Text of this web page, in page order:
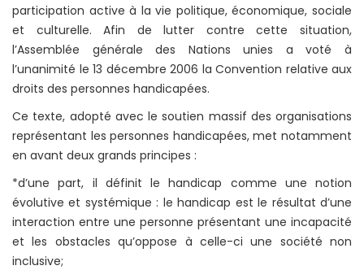
participation active à la vie politique, économique, sociale
et culturelle. Afin de lutter contre cette situation,
l’Assemblée générale des Nations unies a voté à
l’unanimité le 13 décembre 2006 la Convention relative aux
droits des personnes handicapées.
Ce texte, adopté avec le soutien massif des organisations
représentant les personnes handicapées, met notamment
en avant deux grands principes :
*d’une part, il définit le handicap comme une notion
évolutive et systémique : le handicap est le résultat d’une
interaction entre une personne présentant une incapacité
et les obstacles qu’oppose à celle-ci une société non
inclusive;